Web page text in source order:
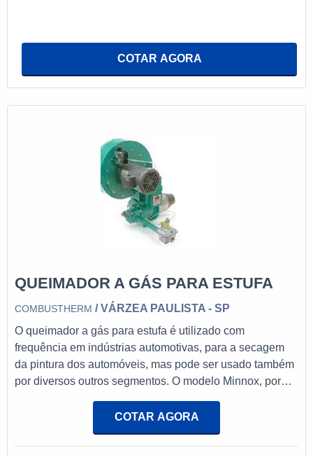
COTAR AGORA
QUEIMADOR A GÁS PARA ESTUFA
COMBUSTHERM / VÁRZEA PAULISTA - SP
O queimador a gás para estufa é utilizado com
frequência em indústrias automotivas, para a secagem
da pintura dos automóveis, mas pode ser usado também
por diversos outros segmentos. O modelo Minnox, por
produção do papel, secagem de produtos alimentícios,
entre outros, através da chama direta. Se o queimador for
usado corretamente, ele dificilmente precisará de
COTAR AGORA